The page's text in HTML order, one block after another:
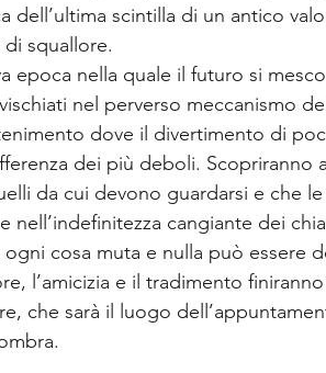
dell’ultima scintilla di un antico
di squallore.
epoca nella quale il futuro si
nel perverso meccanismo
dove il divertimento di
dei più deboli. Scopriranno
da cui devono guardarsi e che
nell’indefinitezza cangiante dei
cosa muta e nulla può essere
l’amicizia e il tradimento
che sarà il luogo